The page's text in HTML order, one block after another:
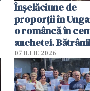
Înșelăciune de
proporții în
o româncă în
anchetei.
puși să lase la
genți cu aur și
07 IULIE 2026